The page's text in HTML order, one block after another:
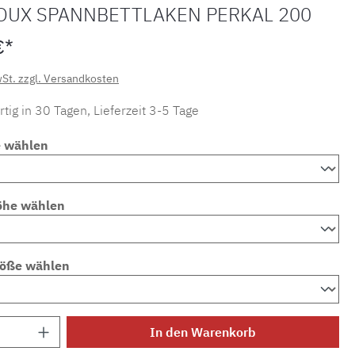
SPANNBETTLAKEN PERKAL 200
zzgl. Versandkosten
in 30 Tagen, Lieferzeit 3-5 Tage
wählen
wählen
wählen
Anzahl: Gib den gewünschten Wert ein
In den Warenkorb